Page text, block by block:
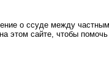
о ссуде между
этом сайте, чтобы